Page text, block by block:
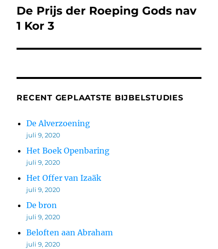
Volgend
bericht:
De Prijs der Roeping Gods nav
1 Kor 3
RECENT GEPLAATSTE BIJBELSTUDIES
De Alverzoening
juli 9, 2020
Het Boek Openbaring
juli 9, 2020
Het Offer van Izaäk
juli 9, 2020
De bron
juli 9, 2020
Beloften aan Abraham
juli 9, 2020